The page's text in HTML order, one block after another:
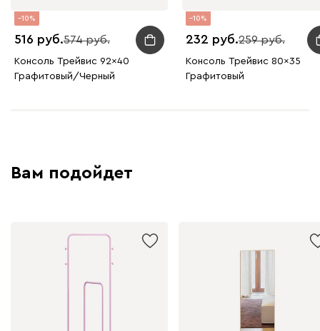
10
516 574
Консоль Трейвис 92x40
Графитовый/Черный
10
232 259
Консоль Трейвис 80x35
Графитовый
Вам подойдет